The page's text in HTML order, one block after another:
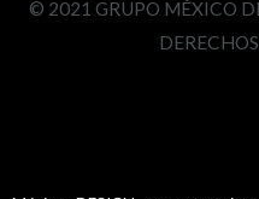
© 2021 GRUPO MÉXICO